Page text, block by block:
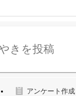
きを投稿
アンケート作成